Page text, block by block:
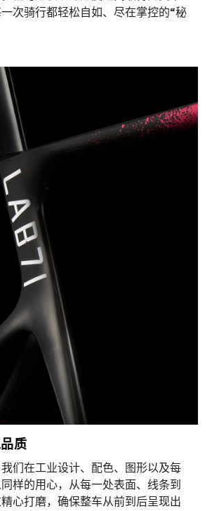
次骑行都轻松自如、尽在掌控的“秘
质
们在工业设计、配色、图形以及每
样的用心，从每一处表面、线条到
心打磨，确保整车从前到后呈现出